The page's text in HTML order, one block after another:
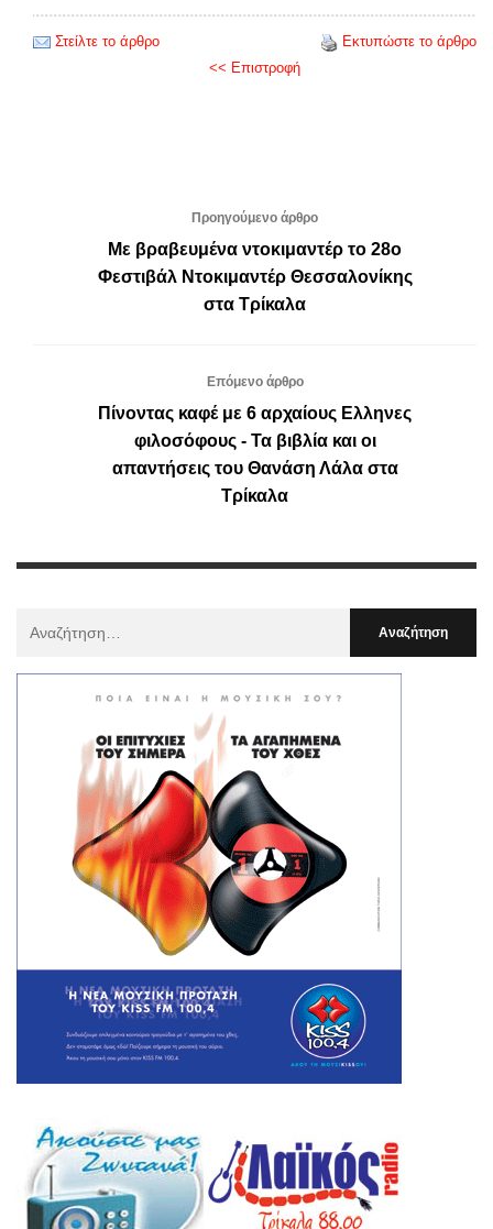
Στείλτε το άρθρο
Εκτυπώστε το άρθρο
<< Επιστροφή
Προηγούμενο άρθρο
Με βραβευμένα ντοκιμαντέρ το 28ο
Φεστιβάλ Ντοκιμαντέρ Θεσσαλονίκης
στα Τρίκαλα
Επόμενο άρθρο
Πίνοντας καφέ με 6 αρχαίους Ελληνες
φιλοσόφους - Τα βιβλία και οι
απαντήσεις του Θανάση Λάλα στα
Τρίκαλα
: